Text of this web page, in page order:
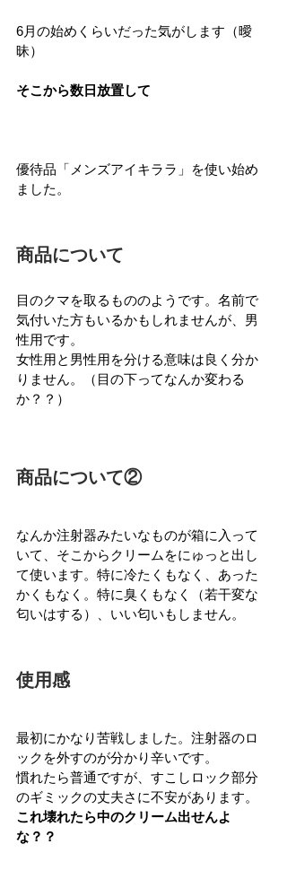
6月の始めくらいだった気がします（曖
昧）
そこから数日放置して
優待品「メンズアイキララ」を使い始め
ました。
商品について
目のクマを取るもののようです。名前で
気付いた方もいるかもしれませんが、男
性用です。
女性用と男性用を分ける意味は良く分か
りません。（目の下ってなんか変わる
か？？）
商品について②
なんか注射器みたいなものが箱に入って
いて、そこからクリームをにゅっと出し
て使います。特に冷たくもなく、あった
かくもなく。特に臭くもなく（若干変な
匂いはする）、いい匂いもしません。
使用感
最初にかなり苦戦しました。注射器のロ
ックを外すのが分かり辛いです。
慣れたら普通ですが、すこしロック部分
のギミックの丈夫さに不安があります。
これ壊れたら中のクリーム出せんよ
な？？